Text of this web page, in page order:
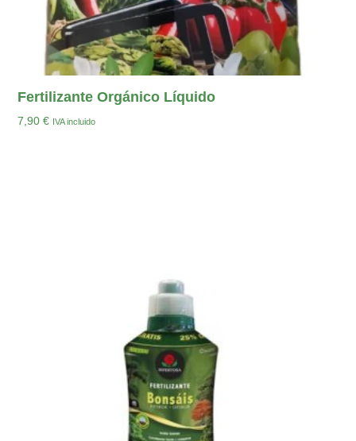
Fertilizante Orgánico Líquido
7,90€ IVA incluido